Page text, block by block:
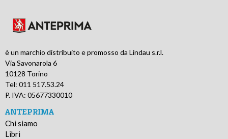
è un marchio distribuito e promosso da Lindau s.r.l.
Via Savonarola 6
10128 Torino
Tel: 011 517.53.24
P. IVA: 05677330010
ANTEPRIMA
Chi siamo
Libri